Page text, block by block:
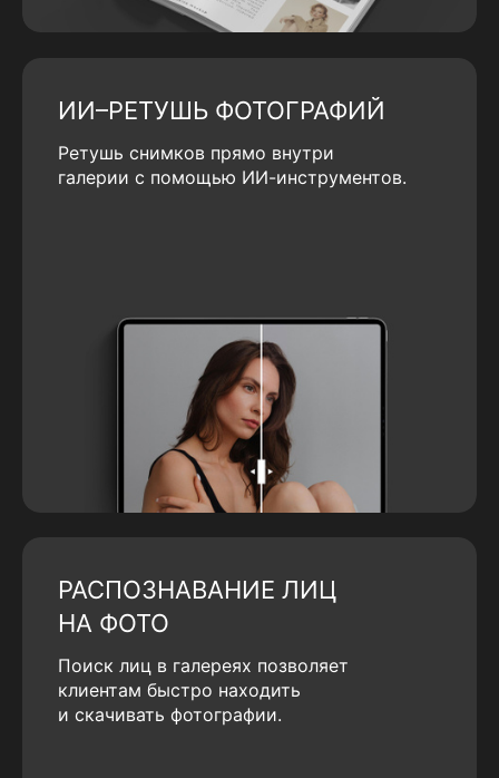
ИИ–РЕТУШЬ ФОТОГРАФИЙ
Ретушь снимков прямо внутри
галерии с помощью ИИ-инструментов.
РАСПОЗНАВАНИЕ ЛИЦ
НА ФОТО
Поиск лиц в галереях позволяет
клиентам быстро находить
и скачивать фотографии.